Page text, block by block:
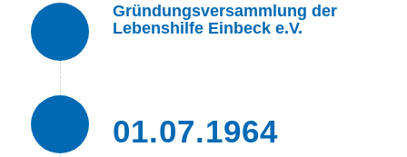
Gründungsversammlung der
Lebenshilfe Einbeck e.V.
01.07.1964